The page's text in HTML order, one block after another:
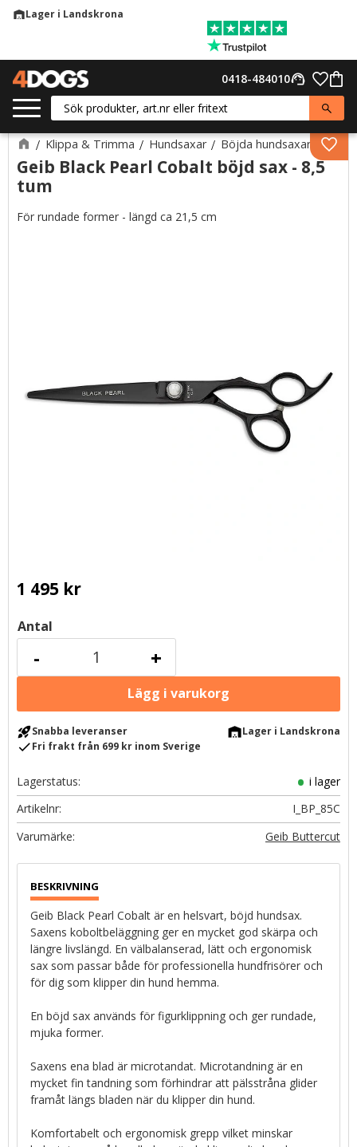
warehouseLager i Landskrona
support_agent
0418-484010
Klippa & Trimma Hundsaxar Böjda hundsaxar
Geib Black Pearl Cobalt böjd sax - 8,5
tum
För rundade former - längd ca 21,5 cm
1 495 kr
Antal
+
-
rocket_launchSnabba leveranser warehouseLager i Landskrona
checkFri frakt från 699 kr inom Sverige
Lagerstatus
i lager
Artikelnr
I_BP_85C
Geib Buttercut
Geib Black Pearl Cobalt är en helsvart, böjd hundsax.
Saxens koboltbeläggning ger en mycket god skärpa och
längre livslängd. En välbalanserad, lätt och ergonomisk
sax som passar både för professionella hundfrisörer och
för dig som klipper din hund hemma.
En böjd sax används för figurklippning och ger rundade,
mjuka former.
Saxens ena blad är microtandat. Microtandning är en
mycket fin tandning som förhindrar att pälsstråna glider
framåt längs bladen när du klipper din hund.
Komfortabelt och ergonomisk grepp vilket minskar